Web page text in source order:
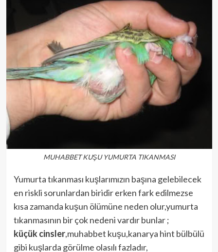
MUHABBET KUŞU YUMURTA TIKANMASI
Yumurta tıkanması kuşlarımızın başına gelebilecek
en riskli sorunlardan biridir erken fark edilmezse
kısa zamanda kuşun ölümüne neden olur,yumurta
tıkanmasının bir çok nedeni vardır bunlar ;
küçük cinsler,muhabbet kuşu,kanarya hint bülbülü
gibi kuşlarda görülme olasılı fazladır,